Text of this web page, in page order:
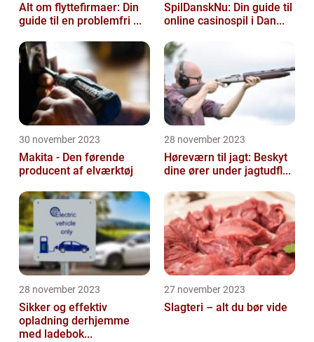
Alt om flyttefirmaer: Din
guide til en problemfri ...
SpilDanskNu: Din guide til
online casinospil i Dan...
30 november 2023
Makita - Den førende
producent af elværktøj
28 november 2023
Høreværn til jagt: Beskyt
dine ører under jagtudfl...
28 november 2023
Sikker og effektiv
opladning derhjemme
med ladebok...
27 november 2023
Slagteri – alt du bør vide